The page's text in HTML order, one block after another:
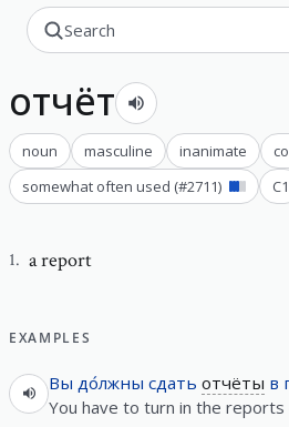
отчёт
noun masculine inanimate
somewhat often used (#2711) C1
1. a report
EXAMPLES
Вы до́лжны сдать отчёты в
You have to turn in the reports